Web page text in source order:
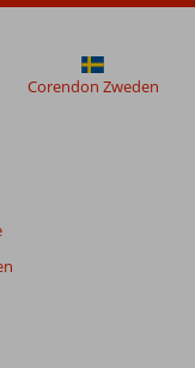
Corendon Zweden